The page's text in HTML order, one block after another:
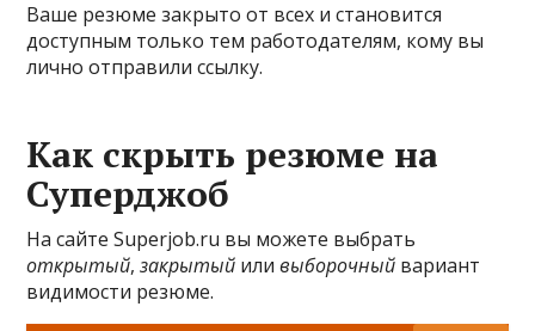
Ваше резюме закрыто от всех и становится
доступным только тем работодателям, кому вы
лично отправили ссылку.
Как скрыть резюме на
Суперджоб
На сайте Superjob.ru вы можете выбрать
открытый,закрытый иливыборочный вариант
видимости резюме.